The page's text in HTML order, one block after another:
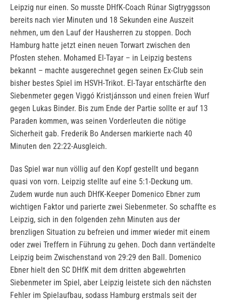
Leipzig nur einen. So musste DHfK-Coach Rúnar Sigtryggsson
bereits nach vier Minuten und 18 Sekunden eine Auszeit
nehmen, um den Lauf der Hausherren zu stoppen. Doch
Hamburg hatte jetzt einen neuen Torwart zwischen den
Pfosten stehen. Mohamed El-Tayar – in Leipzig bestens
bekannt – machte ausgerechnet gegen seinen Ex-Club sein
bisher bestes Spiel im HSVH-Trikot. El-Tayar entschärfte den
Siebenmeter gegen Viggó Kristjánsson und einen freien Wurf
gegen Lukas Binder. Bis zum Ende der Partie sollte er auf 13
Paraden kommen, was seinen Vorderleuten die nötige
Sicherheit gab. Frederik Bo Andersen markierte nach 40
Minuten den 22:22-Ausgleich.
Das Spiel war nun völlig auf den Kopf gestellt und begann
quasi von vorn. Leipzig stellte auf eine 5:1-Deckung um.
Zudem wurde nun auch DHfK-Keeper Domenico Ebner zum
wichtigen Faktor und parierte zwei Siebenmeter. So schaffte es
Leipzig, sich in den folgenden zehn Minuten aus der
brenzligen Situation zu befreien und immer wieder mit einem
oder zwei Treffern in Führung zu gehen. Doch dann vertändelte
Leipzig beim Zwischenstand von 29:29 den Ball. Domenico
Ebner hielt den SC DHfK mit dem dritten abgewehrten
Siebenmeter im Spiel, aber Leipzig leistete sich den nächsten
Fehler im Spielaufbau, sodass Hamburg erstmals seit der